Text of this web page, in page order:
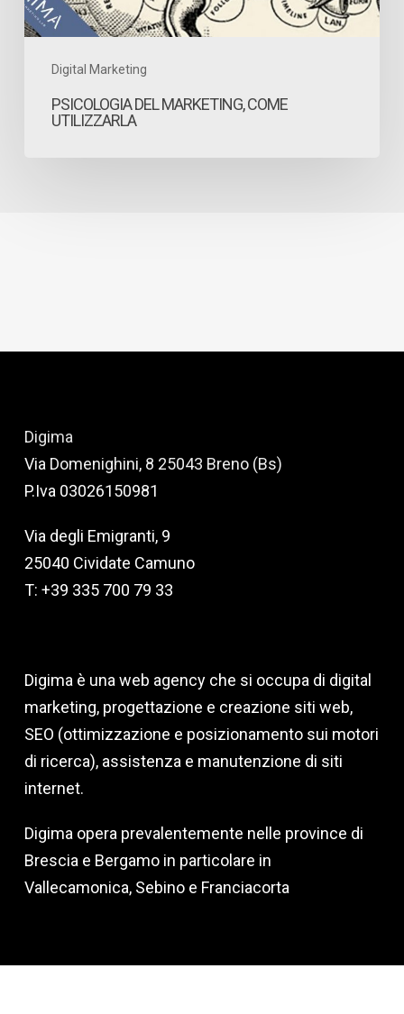
Digital Marketing
PSICOLOGIA DEL MARKETING, COME
UTILIZZARLA
Digima
Via Domenighini, 8 25043 Breno (Bs)
P.Iva 03026150981
Via degli Emigranti, 9
25040 Cividate Camuno
T: +39 335 700 79 33
Digima è una web agency che si occupa di digital
marketing, progettazione e creazione siti web,
SEO (ottimizzazione e posizionamento sui motori
di ricerca), assistenza e manutenzione di siti
internet.
Digima opera prevalentemente nelle province di
Brescia e Bergamo in particolare in
Vallecamonica, Sebino e Franciacorta